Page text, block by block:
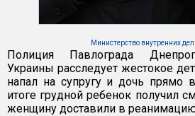
Министерство внутренних
Полиция Павлограда
Украины расследует жестокое
напал на супругу и дочь прямо
итоге грудной ребенок получил
женщину доставили в